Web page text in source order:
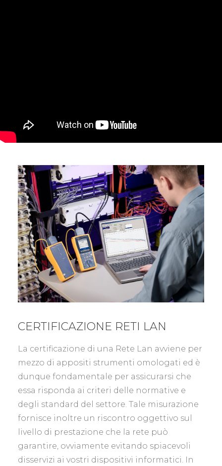
CERTIFICAZIONE RETI LAN
La certificazione di una Rete Lan avviene per
mezzo di appositi strumenti omologati ed è
dunque fondamentale per assicurarsi che
essa risponda ai criteri delle normative e
degli standard del settore. Tale misurazione
fornisce inoltre un riscontro oggettivo sul
livello di prestazione che la rete può
garantire, ovviamente evitando spiacevoli
disservizi ai vostri dispositivi informatici. In